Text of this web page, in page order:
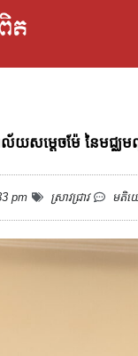
យសម្តេចម៉ែ នៃមជ្ឈម
pm ស្រាវជ្រាវ មតិ